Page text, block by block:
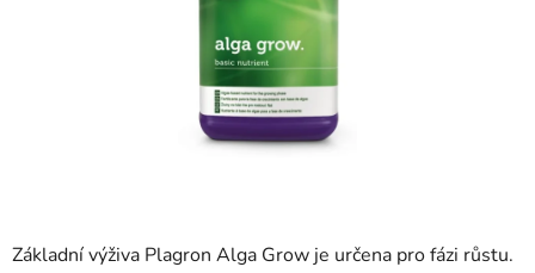
Základní výživa Plagron Alga Grow je určena pro fázi růstu.